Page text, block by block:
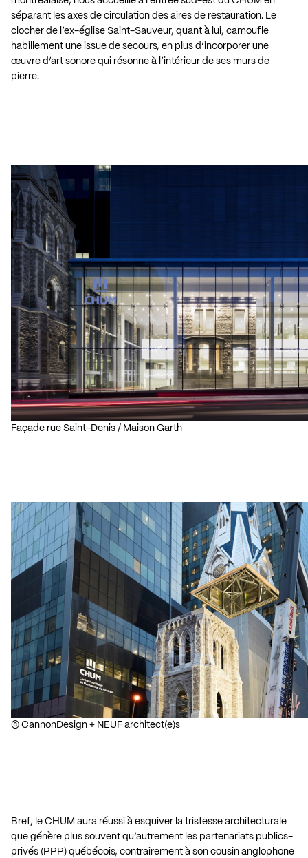
séparant les axes de circulation des aires de restauration. Le
clocher de l’ex-église Saint-Sauveur, quant à lui, camoufle
habillement une issue de secours, en plus d’incorporer une
œuvre d’art sonore qui résonne à l’intérieur de ses murs de
pierre.
Façade rue Saint-Denis / Maison Garth
© CannonDesign + NEUF architect(e)s
Bref, le CHUM aura réussi à esquiver la tristesse architecturale
que génère plus souvent qu’autrement les partenariats publics-
privés (PPP) québécois, contrairement à son cousin anglophone